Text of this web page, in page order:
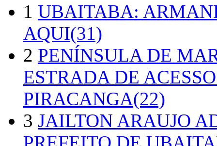
1 UBAITABA:
AQUI(31)
2 PENÍNSULA DE
ESTRADA DE
PIRACANGA(22)
3 JAILTON ARAUJO